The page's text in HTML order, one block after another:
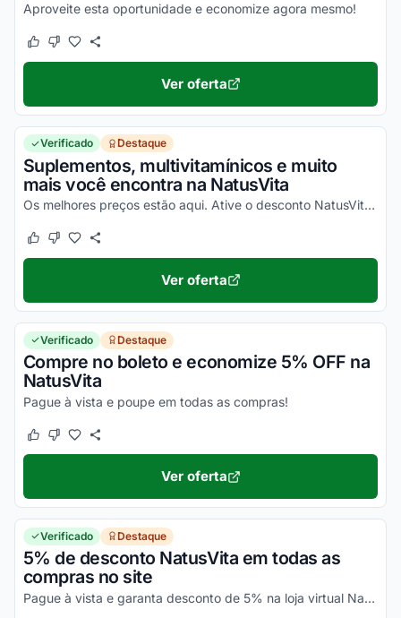
Aproveite esta oportunidade e economize agora mesmo!
Este cupom funcionou
Este cupom não funcionou
Ver oferta
Verificado Destaque
Suplementos, multivitamínicos e muito
mais você encontra na NatusVita
Os melhores preços estão aqui. Ative o desconto NatusVita e confira agora!
Este cupom funcionou
Este cupom não funcionou
Ver oferta
Verificado Destaque
Compre no boleto e economize 5% OFF na
NatusVita
Pague à vista e poupe em todas as compras!
Este cupom funcionou
Este cupom não funcionou
Ver oferta
Verificado Destaque
5% de desconto NatusVita em todas as
compras no site
Pague à vista e garanta desconto de 5% na loja virtual NatusVita. Consulte condições e aproveite!